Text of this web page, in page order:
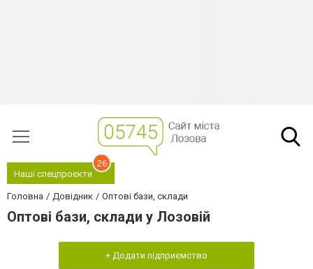
Наші спецпроєкти
26
Головна Довідник Оптові бази, склади
Оптові бази, склади у Лозовій
+ Додати підприємство